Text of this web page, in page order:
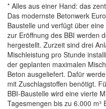
* Alles aus einer Hand: das
Das modernste Betonwerk
Baustelle und verfügt über
zur Eröffnung des BBI werden
hergestellt. Zurzeit sind drei
Mischleistung pro Stunde
der geplanten maximalen
Beton ausgeliefert. Dafür
mit Zuschlagstoffen benötigt.
BBI-Baustelle wird eine vierte
Tagesmengen bis zu 6.000